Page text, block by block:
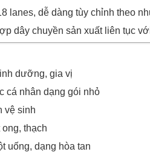
lanes, dễ dàng tùy chỉnh theo
dây chuyền sản xuất liên tục
dưỡng, gia vị
cá nhân dạng gói nhỏ
vệ sinh
thạch
uống, dạng hòa tan